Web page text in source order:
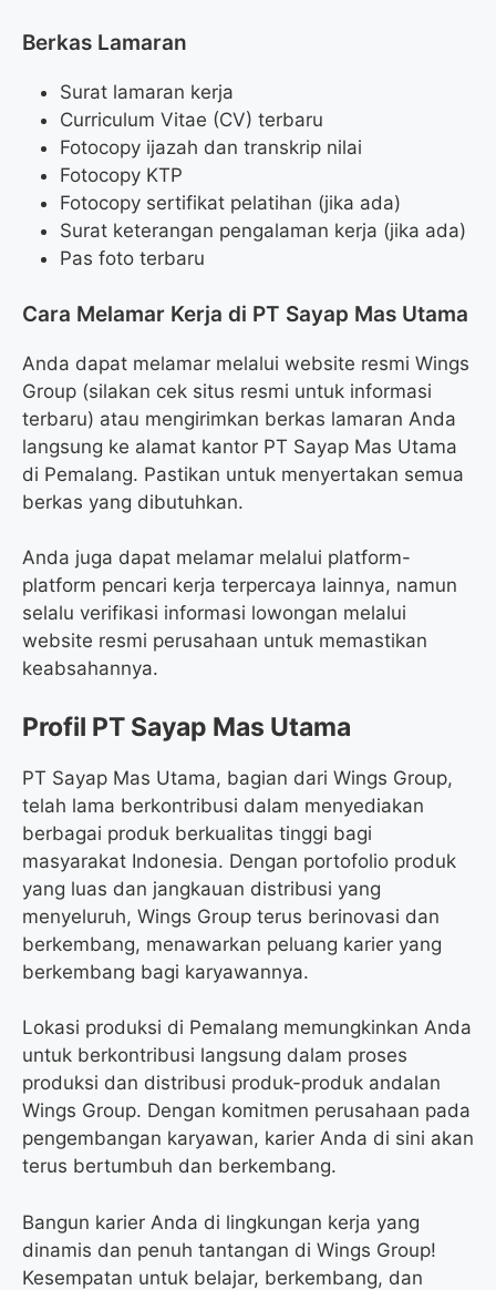
Berkas Lamaran
Surat lamaran kerja
Curriculum Vitae (CV) terbaru
Fotocopy ijazah dan transkrip nilai
Fotocopy KTP
Fotocopy sertifikat pelatihan (jika ada)
Surat keterangan pengalaman kerja (jika ada)
Pas foto terbaru
Cara Melamar Kerja di PT Sayap Mas Utama
Anda dapat melamar melalui website resmi Wings
Group (silakan cek situs resmi untuk informasi
terbaru) atau mengirimkan berkas lamaran Anda
langsung ke alamat kantor PT Sayap Mas Utama
di Pemalang. Pastikan untuk menyertakan semua
berkas yang dibutuhkan.
Anda juga dapat melamar melalui platform-
platform pencari kerja terpercaya lainnya, namun
selalu verifikasi informasi lowongan melalui
website resmi perusahaan untuk memastikan
keabsahannya.
Profil PT Sayap Mas Utama
PT Sayap Mas Utama, bagian dari Wings Group,
telah lama berkontribusi dalam menyediakan
berbagai produk berkualitas tinggi bagi
masyarakat Indonesia. Dengan portofolio produk
yang luas dan jangkauan distribusi yang
menyeluruh, Wings Group terus berinovasi dan
berkembang, menawarkan peluang karier yang
berkembang bagi karyawannya.
Lokasi produksi di Pemalang memungkinkan Anda
untuk berkontribusi langsung dalam proses
produksi dan distribusi produk-produk andalan
Wings Group. Dengan komitmen perusahaan pada
pengembangan karyawan, karier Anda di sini akan
terus bertumbuh dan berkembang.
Bangun karier Anda di lingkungan kerja yang
dinamis dan penuh tantangan di Wings Group!
Kesempatan untuk belajar, berkembang, dan